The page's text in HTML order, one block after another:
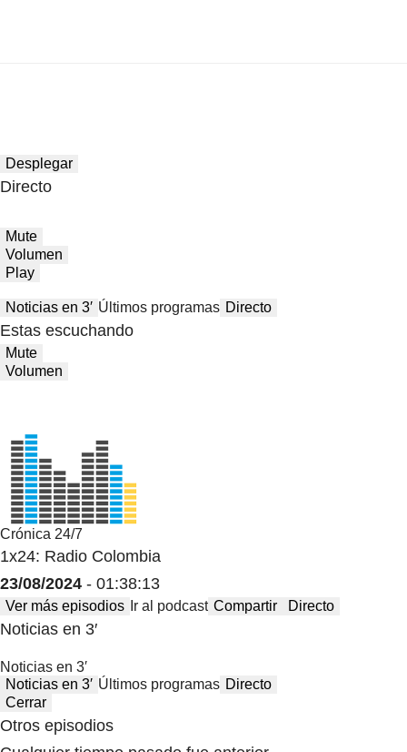
Desplegar
Directo
Mute
Volumen
Play
Noticias en 3′ Últimos programas Directo
Estas escuchando
Mute
Volumen
Crónica 24/7
1x24: Radio Colombia
23/08/2024 - 01:38:13
Ver más episodios Ir al podcast Compartir Directo
Noticias en 3′
Noticias en 3′
Noticias en 3′ Últimos programas Directo
Cerrar
Otros episodios